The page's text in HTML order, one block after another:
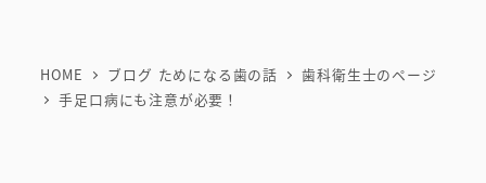
HOME ブログ ためになる歯の話
歯科衛生士のページ
手足口病にも注意が必要！